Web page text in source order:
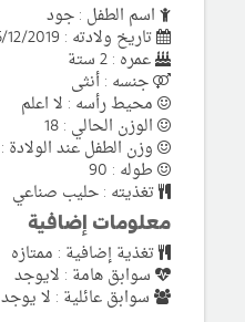
اسم الطفل : جود
تاريخ ولادته : 15/12/2019
عمره : 2 ستة
جنسه : أنثى
محيط رأسه : لا اعلم
الوزن الحالي : 18
وزن الطفل عند الولادة : 380
طوله : 90
تغذيته : حليب صناعي
معلومات إضافية
تغذية إضافية : ممتازه
سوابق هامة : لايوجد
سوابق عائلية : لا يوجد